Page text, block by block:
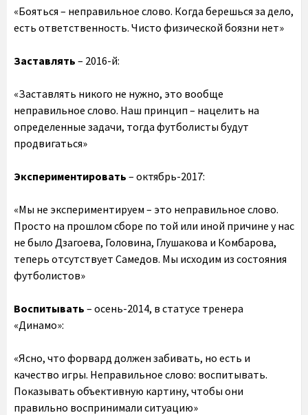
«Бояться – неправильное слово. Когда берешься за дело,
есть ответственность. Чисто физической боязни нет»
Заставлять – 2016-й:
«Заставлять никого не нужно, это вообще
неправильное слово. Наш принцип – нацелить на
определенные задачи, тогда футболисты будут
продвигаться»
Экспериментировать – октябрь-2017:
«Мы не экспериментируем – это неправильное слово.
Просто на прошлом сборе по той или иной причине у нас
не было Дзагоева, Головина, Глушакова и Комбарова,
теперь отсутствует Самедов. Мы исходим из состояния
футболистов»
Воспитывать – осень-2014, в статусе тренера
«Динамо»:
«Ясно, что форвард должен забивать, но есть и
качество игры. Неправильное слово: воспитывать.
Показывать объективную картину, чтобы они
правильно воспринимали ситуацию»